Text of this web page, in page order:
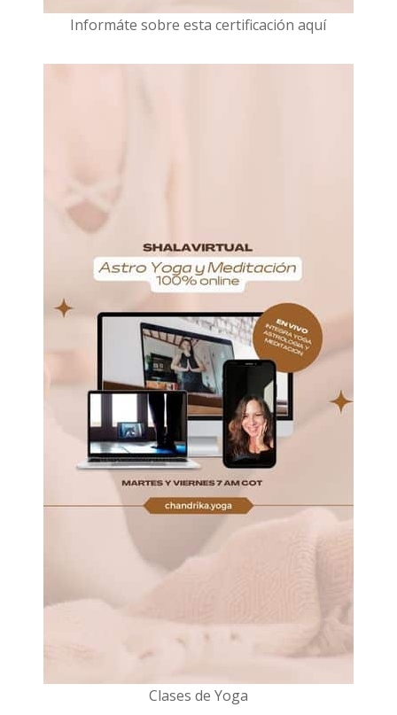
Informáte sobre esta certificación aquí
Clases de Yoga